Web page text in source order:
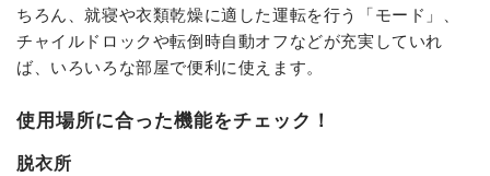
ちろん、就寝や衣類乾燥に適した運転を行う「モード」、
チャイルドロックや転倒時自動オフなどが充実していれ
ば、いろいろな部屋で便利に使えます。
使用場所に合った機能をチェック！
脱衣所